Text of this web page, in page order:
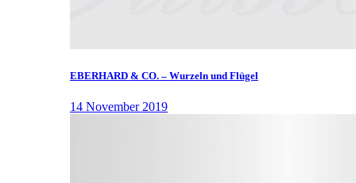
EBERHARD & CO. – Wurzeln und Flügel
14 November 2019